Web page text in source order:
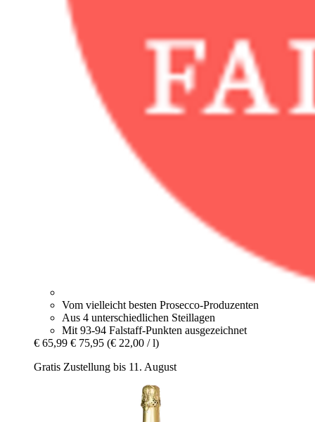
Vom vielleicht besten Prosecco-Produzenten
Aus 4 unterschiedlichen Steillagen
Mit 93-94 Falstaff-Punkten ausgezeichnet
€ 65,99 € 75,95 (€ 22,00 / l)
Gratis Zustellung bis 11. August